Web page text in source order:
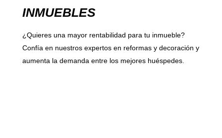
INMUEBLES
¿Quieres una mayor rentabilidad para tu inmueble?
Confía en nuestros expertos en reformas y decoración y
aumenta la demanda entre los mejores huéspedes.